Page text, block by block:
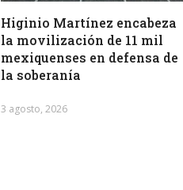
Higinio Martínez encabeza
la movilización de 11 mil
mexiquenses en defensa de
la soberanía
3 agosto, 2026